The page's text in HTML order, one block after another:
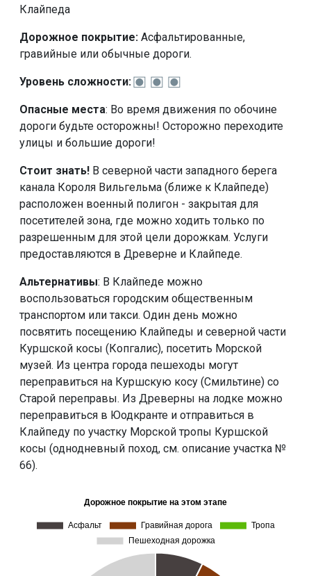
Клайпеда
Дорожное покрытие: Асфальтированные,
гравийные или обычные дороги.
Уровень сложности:
Опасные места: Во время движения по обочине
дороги будьте осторожны! Осторожно переходите
улицы и большие дороги!
Стоит знать! В северной части западного берега
канала Короля Вильгельма (ближе к Клайпеде)
расположен военный полигон - закрытая для
посетителей зона, где можно ходить только по
разрешенным для этой цели дорожкам. Услуги
предоставляются в Древерне и Клайпеде.
Альтернативы: В Клайпеде можно
воспользоваться городским общественным
транспортом или такси. Один день можно
посвятить посещению Клайпеды и северной части
Куршской косы (Копгалис), посетить Морской
музей. Из центра города пешеходы могут
переправиться на Куршскую косу (Смильтине) со
Старой переправы. Из Древерны на лодке можно
переправиться в Юодкранте и отправиться в
Клайпеду по участку Морской тропы Куршской
косы (однодневный поход, см. описание участка №
66).